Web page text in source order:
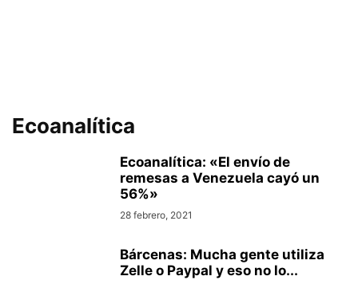
Ecoanalítica
Ecoanalítica: «El envío de
remesas a Venezuela cayó un
56%»
28 febrero, 2021
Bárcenas: Mucha gente utiliza
Zelle o Paypal y eso no lo...